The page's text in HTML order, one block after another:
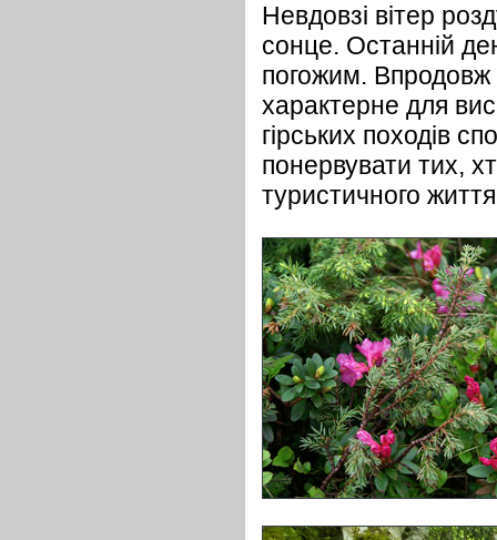
Невдовзі вітер
сонце. Останній
погожим. Впродовж
характерне для
гірських походів
понервувати тих,
туристичного